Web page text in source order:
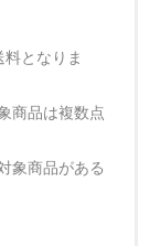
となりま
商品は複数点
象商品がある